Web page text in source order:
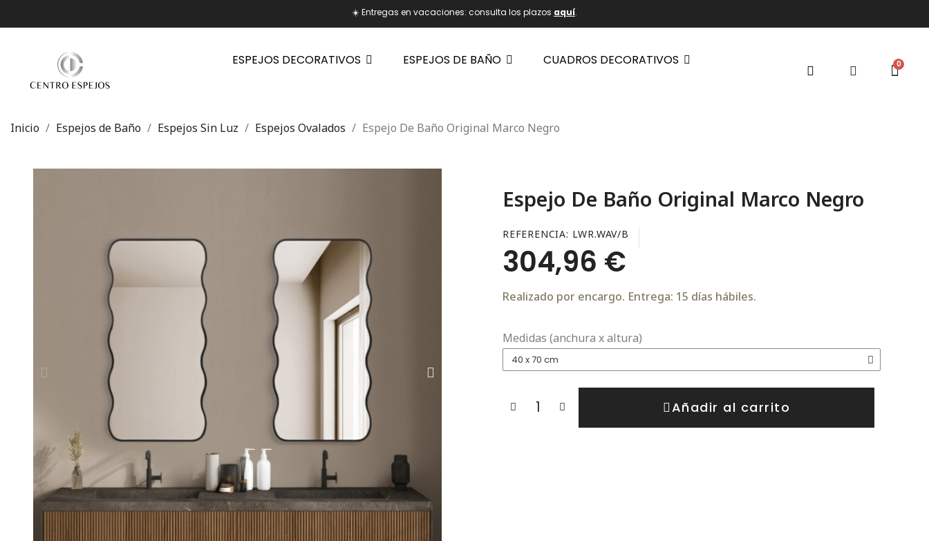
☀️ Entregas en vacaciones: consulta los plazos aquí.
ESPEJOS DECORATIVOS ESPEJOS DE BAÑO CUADROS DECORATIVOS
Inicio Espejos de Baño Espejos Sin Luz Espejos Ovalados Espejo De Baño Original Marco Negro
Espejo De Baño Original Marco Negro
REFERENCIA LWR.WAV/B
304,96 €
Realizado por encargo. Entrega: 15 días hábiles.
Medidas (anchura x altura)
Añadir al carrito